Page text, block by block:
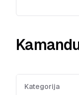
Kategorija